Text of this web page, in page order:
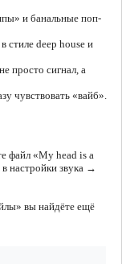
и банальные поп-
стиле deep house и
просто сигнал, а
чувствовать «вайб».
файл «My head is a
настройки звука →
вы найдёте ещё